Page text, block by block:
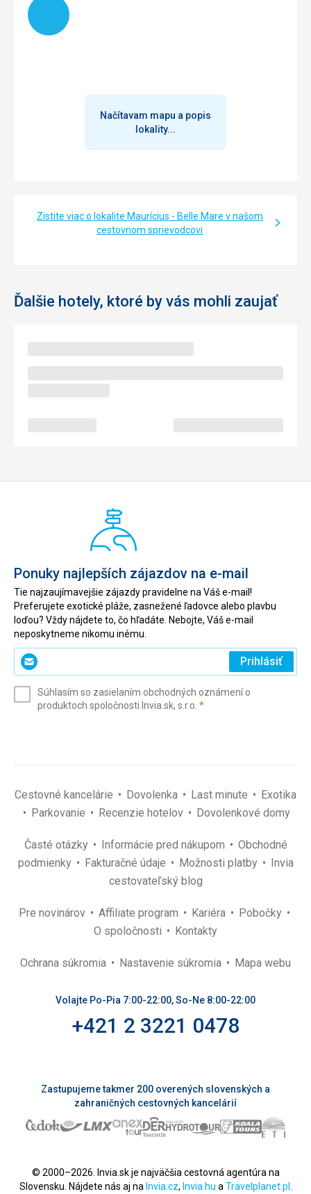
Načítavam mapu a popis
lokality...
Zistite viac o lokalite Maurícius - Belle Mare v našom
cestovnom sprievodcovi
Ďalšie hotely, ktoré by vás mohli zaujať
Ponuky najlepších zájazdov na e-mail
Tie najzaujímavejšie zájazdy pravidelne na Váš e-mail!
Preferujete exotické pláže, zasnežené ľadovce alebo plavbu
loďou? Vždy nájdete to, čo hľadáte. Nebojte, Váš e-mail
neposkytneme nikomu inému.
Zadajte
svoj
(povinné)
Prihlásiť
Súhlasím so zasielaním obchodných oznámení o
produktoch spoločnosti Invia.sk, s.r.o. *(povinné)
Cestovné kancelárie Dovolenka Last minute
Exotika
Parkovanie
Recenzie hotelov Dovolenkové domy
Časté otázky Informácie pred nákupom
Obchodné
podmienky
Fakturačné údaje Možnosti platby
Invia
cestovateľský blog
Pre novinárov Affiliate program Kariéra
Pobočky
O spoločnosti
Kontakty
Ochrana súkromia Nastavenie súkromia Mapa webu
Volajte Po-Pia 7:00-22:00, So-Ne 8:00-22:00
+421 2 3221 0478
Zastupujeme takmer 200 overených slovenských a
zahraničných cestovných kancelárií
© 2000–2026. Invia.sk je najväčšia cestovná agentúra na
Slovensku. Nájdete nás aj na Invia.cz, Invia.hu a Travelplanet.pl